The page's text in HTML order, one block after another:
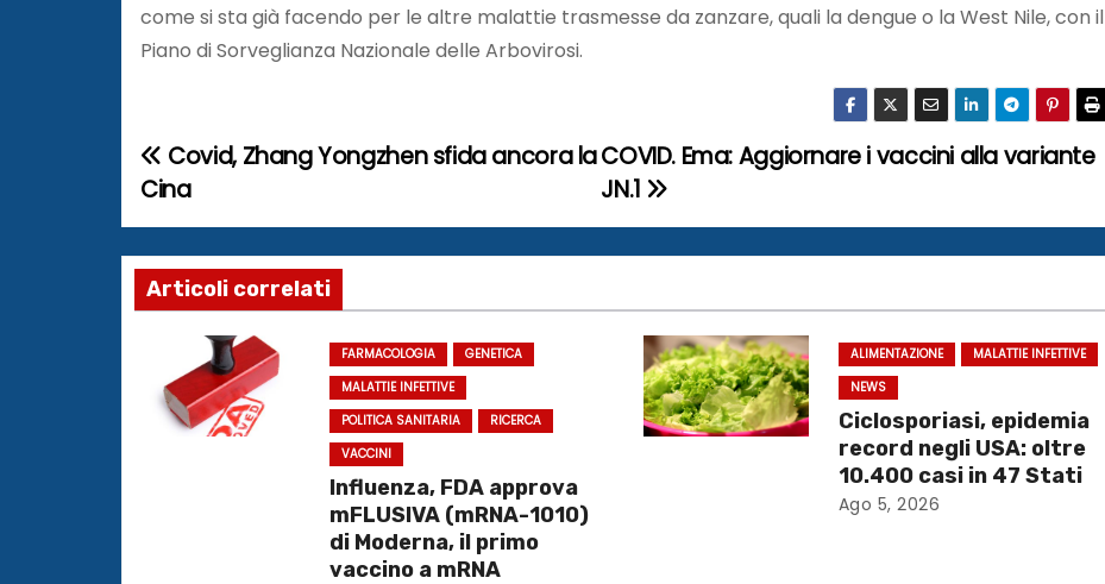
come si sta già facendo per le altre malattie trasmesse da zanzare, quali la dengue o la West Nile, con il
Piano di Sorveglianza Nazionale delle Arbovirosi.
N
a
v
i
a
COVID. Ema: Aggiornare i vaccini alla variante
JN.1
Covid, Zhang Yongzhen sfida ancora la
Cina
Articoli correlati
FARMACOLOGIA
GENETICA
MALATTIE INFETTIVE
POLITICA SANITARIA
RICERCA
VACCINI
Influenza, FDA approva
mFLUSIVA (mRNA-1010)
di Moderna, il primo
vaccino a mRNA
ALIMENTAZIONE
MALATTIE INFETTIVE
NEWS
Ciclosporiasi, epidemia
record negli USA: oltre
10.400 casi in 47 Stati
Ago 5, 2026